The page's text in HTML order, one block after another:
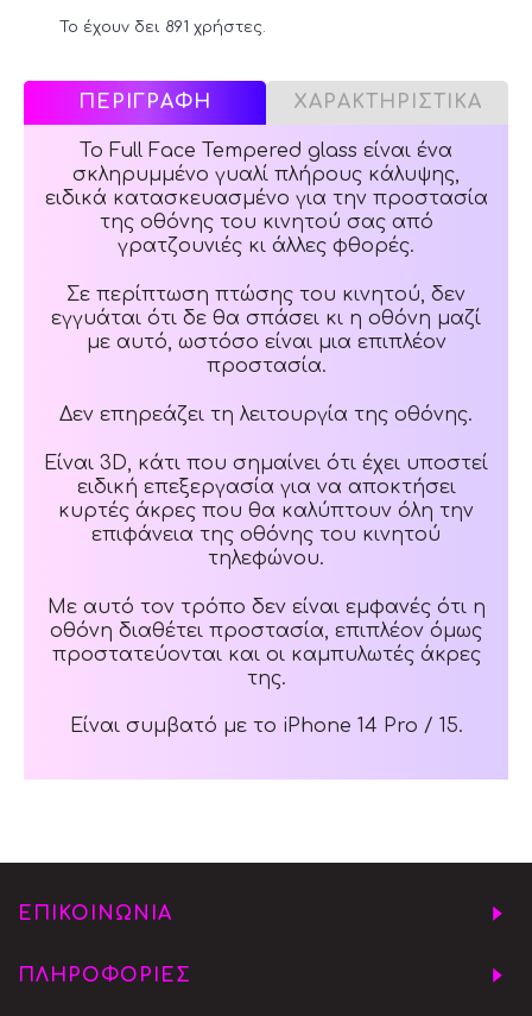
Το έχουν δει 891 χρήστες.
ΠΕΡΙΓΡΑΦΗ ΧΑΡΑΚΤΗΡΙΣΤΙΚΑ
Το Full Face Tempered glass είναι ένα
σκληρυμμένο γυαλί πλήρους κάλυψης,
ειδικά κατασκευασμένο για την προστασία
της οθόνης του κινητού σας από
γρατζουνιές κι άλλες φθορές.
Σε περίπτωση πτώσης του κινητού, δεν
εγγυάται ότι δε θα σπάσει κι η οθόνη μαζί
με αυτό, ωστόσο είναι μια επιπλέον
προστασία.
Δεν επηρεάζει τη λειτουργία της οθόνης.
Είναι 3D, κάτι που σημαίνει ότι έχει υποστεί
ειδική επεξεργασία για να αποκτήσει
κυρτές άκρες που θα καλύπτουν όλη την
επιφάνεια της οθόνης του κινητού
τηλεφώνου.
Με αυτό τον τρόπο δεν είναι εμφανές ότι η
οθόνη διαθέτει προστασία, επιπλέον όμως
προστατεύονται και οι καμπυλωτές άκρες
της.
Είναι συμβατό με το iPhone 14 Pro / 15.
ΕΠΙΚΟΙΝΩΝΙΑ
ΠΛΗΡΟΦΟΡΙΕΣ